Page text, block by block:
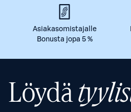
Asiakasomistajalle
Bonusta jopa 5 %
Löydä